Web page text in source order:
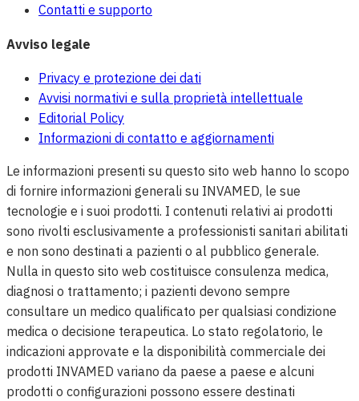
Contatti e supporto
Avviso legale
Privacy e protezione dei dati
Avvisi normativi e sulla proprietà intellettuale
Editorial Policy
Informazioni di contatto e aggiornamenti
Le informazioni presenti su questo sito web hanno lo scopo
di fornire informazioni generali su INVAMED, le sue
tecnologie e i suoi prodotti. I contenuti relativi ai prodotti
sono rivolti esclusivamente a professionisti sanitari abilitati
e non sono destinati a pazienti o al pubblico generale.
Nulla in questo sito web costituisce consulenza medica,
diagnosi o trattamento; i pazienti devono sempre
consultare un medico qualificato per qualsiasi condizione
medica o decisione terapeutica. Lo stato regolatorio, le
indicazioni approvate e la disponibilità commerciale dei
prodotti INVAMED variano da paese a paese e alcuni
prodotti o configurazioni possono essere destinati